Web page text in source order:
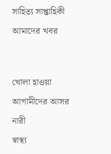
সাহিত্য সাপ্তাহিকী
আমাদের খবর
খোলা হাওয়া
আগামীদের আসর
নারী
স্বাস্থ্য